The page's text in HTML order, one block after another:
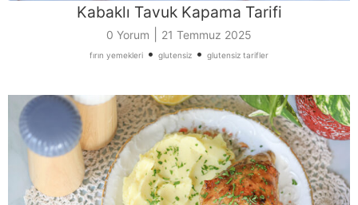
Kabaklı Tavuk Kapama Tarifi
0 Yorum 21 Temmuz 2025
fırın yemekleri • glutensiz • glutensiz tarifler